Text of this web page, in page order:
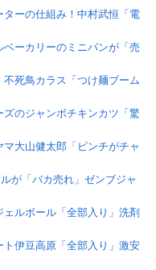
ターの仕組み！中村武恒「電
ベーカリーのミニパンが「売
不死鳥カラス「つけ麺ブーム
ズのジャンボチキンカツ「驚
マ大山健太郎「ピンチがチャ
が「バカ売れ」ゼンブジャ
ェルボール「全部入り」洗剤
ト伊豆高原「全部入り」激安